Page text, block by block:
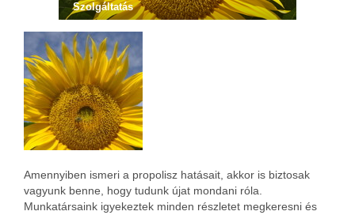
Szolgáltatás
Amennyiben ismeri a propolisz hatásait, akkor is biztosak
vagyunk benne, hogy tudunk újat mondani róla.
Munkatársaink igyekeztek minden részletet megkeresni és